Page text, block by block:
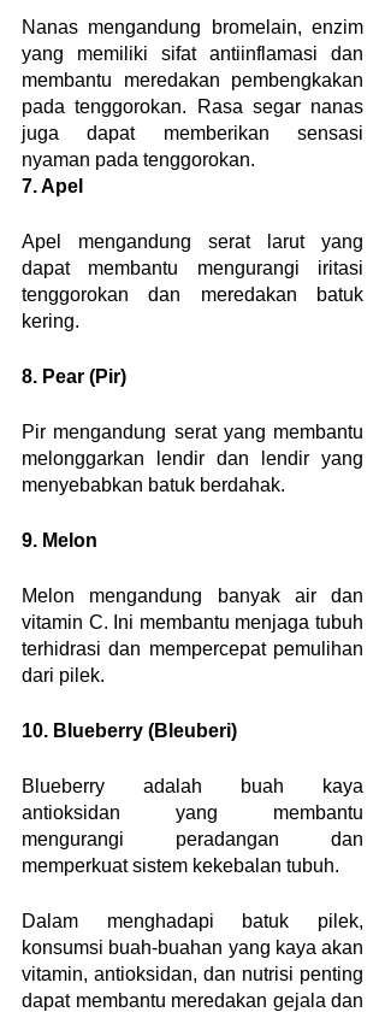
Nanas mengandung bromelain, enzim
yang memiliki sifat antiinflamasi dan
membantu meredakan pembengkakan
pada tenggorokan. Rasa segar nanas
juga dapat memberikan sensasi
nyaman pada tenggorokan.
7. Apel
Apel mengandung serat larut yang
dapat membantu mengurangi iritasi
tenggorokan dan meredakan batuk
kering.
8. Pear (Pir)
Pir mengandung serat yang membantu
melonggarkan lendir dan lendir yang
menyebabkan batuk berdahak.
9. Melon
Melon mengandung banyak air dan
vitamin C. Ini membantu menjaga tubuh
terhidrasi dan mempercepat pemulihan
dari pilek.
10. Blueberry (Bleuberi)
Blueberry adalah buah kaya
antioksidan yang membantu
mengurangi peradangan dan
memperkuat sistem kekebalan tubuh.
Dalam menghadapi batuk pilek,
konsumsi buah-buahan yang kaya akan
vitamin, antioksidan, dan nutrisi penting
dapat membantu meredakan gejala dan